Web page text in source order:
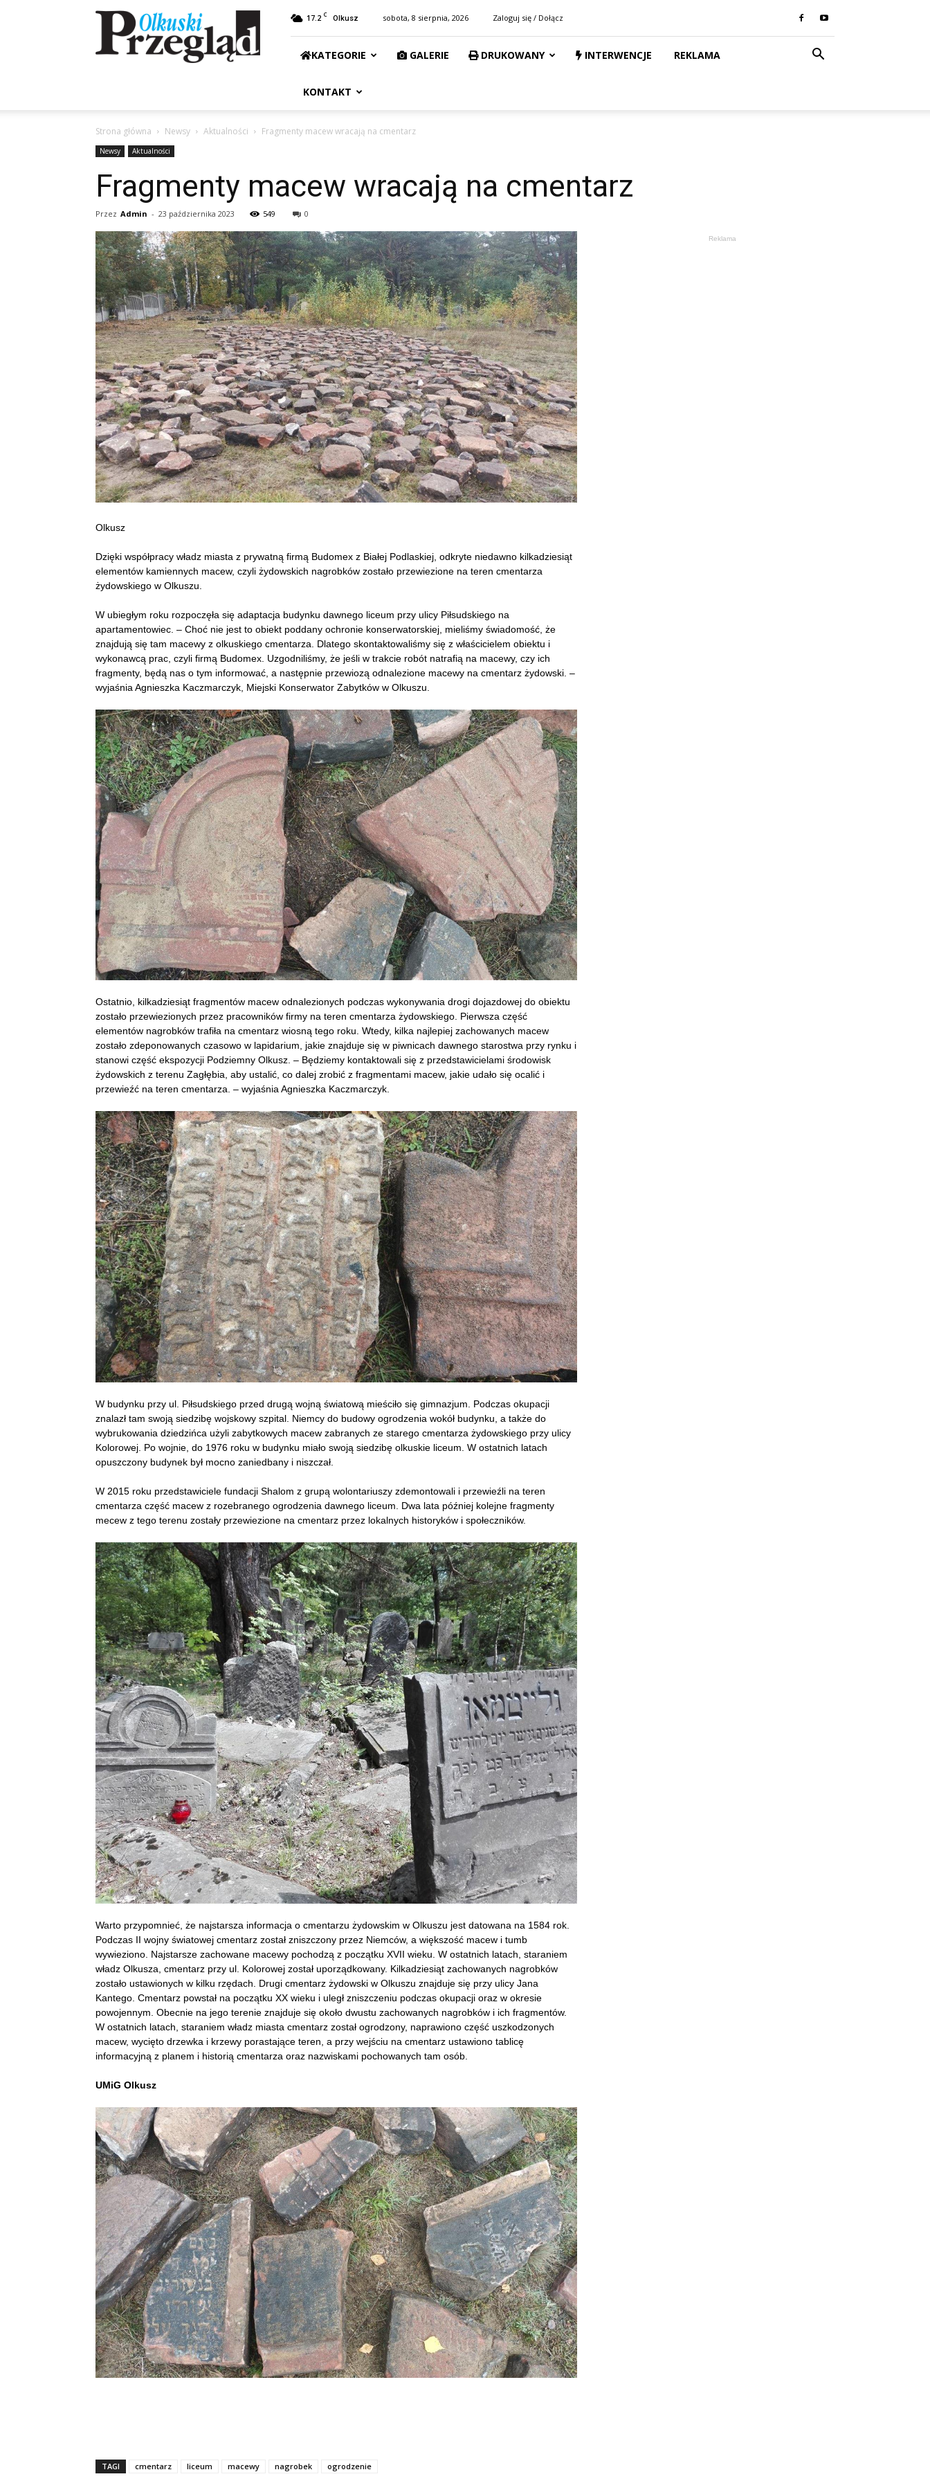
Przegląd
Olkuski
17.2 C Olkusz sobota, 8 sierpnia, 2026 Zaloguj się / Dołącz
KATEGORIE GALERIE DRUKOWANY INTERWENCJE REKLAMA
KONTAKT
Strona główna Newsy Aktualności Fragmenty macew wracają na cmentarz
Newsy Aktualności
Fragmenty macew wracają na cmentarz
Przez Admin - 23 października 2023 549 0
Olkusz
Dzięki współpracy władz miasta z prywatną firmą Budomex z Białej Podlaskiej, odkryte niedawno kilkadziesiąt
elementów kamiennych macew, czyli żydowskich nagrobków zostało przewiezione na teren cmentarza
żydowskiego w Olkuszu.
W ubiegłym roku rozpoczęła się adaptacja budynku dawnego liceum przy ulicy Piłsudskiego na
apartamentowiec. – Choć nie jest to obiekt poddany ochronie konserwatorskiej, mieliśmy świadomość, że
znajdują się tam macewy z olkuskiego cmentarza. Dlatego skontaktowaliśmy się z właścicielem obiektu i
wykonawcą prac, czyli firmą Budomex. Uzgodniliśmy, że jeśli w trakcie robót natrafią na macewy, czy ich
fragmenty, będą nas o tym informować, a następnie przewiozą odnalezione macewy na cmentarz żydowski. –
wyjaśnia Agnieszka Kaczmarczyk, Miejski Konserwator Zabytków w Olkuszu.
Ostatnio, kilkadziesiąt fragmentów macew odnalezionych podczas wykonywania drogi dojazdowej do obiektu
zostało przewiezionych przez pracowników firmy na teren cmentarza żydowskiego. Pierwsza część
elementów nagrobków trafiła na cmentarz wiosną tego roku. Wtedy, kilka najlepiej zachowanych macew
zostało zdeponowanych czasowo w lapidarium, jakie znajduje się w piwnicach dawnego starostwa przy rynku i
stanowi część ekspozycji Podziemny Olkusz. – Będziemy kontaktowali się z przedstawicielami środowisk
żydowskich z terenu Zagłębia, aby ustalić, co dalej zrobić z fragmentami macew, jakie udało się ocalić i
przewieźć na teren cmentarza. – wyjaśnia Agnieszka Kaczmarczyk.
W budynku przy ul. Piłsudskiego przed drugą wojną światową mieściło się gimnazjum. Podczas okupacji
znalazł tam swoją siedzibę wojskowy szpital. Niemcy do budowy ogrodzenia wokół budynku, a także do
wybrukowania dziedzińca użyli zabytkowych macew zabranych ze starego cmentarza żydowskiego przy ulicy
Kolorowej. Po wojnie, do 1976 roku w budynku miało swoją siedzibę olkuskie liceum. W ostatnich latach
opuszczony budynek był mocno zaniedbany i niszczał.
W 2015 roku przedstawiciele fundacji Shalom z grupą wolontariuszy zdemontowali i przewieźli na teren
cmentarza część macew z rozebranego ogrodzenia dawnego liceum. Dwa lata później kolejne fragmenty
mecew z tego terenu zostały przewiezione na cmentarz przez lokalnych historyków i społeczników.
Warto przypomnieć, że najstarsza informacja o cmentarzu żydowskim w Olkuszu jest datowana na 1584 rok.
Podczas II wojny światowej cmentarz został zniszczony przez Niemców, a większość macew i tumb
wywieziono. Najstarsze zachowane macewy pochodzą z początku XVII wieku. W ostatnich latach, staraniem
władz Olkusza, cmentarz przy ul. Kolorowej został uporządkowany. Kilkadziesiąt zachowanych nagrobków
zostało ustawionych w kilku rzędach. Drugi cmentarz żydowski w Olkuszu znajduje się przy ulicy Jana
Kantego. Cmentarz powstał na początku XX wieku i uległ zniszczeniu podczas okupacji oraz w okresie
powojennym. Obecnie na jego terenie znajduje się około dwustu zachowanych nagrobków i ich fragmentów.
W ostatnich latach, staraniem władz miasta cmentarz został ogrodzony, naprawiono część uszkodzonych
macew, wycięto drzewka i krzewy porastające teren, a przy wejściu na cmentarz ustawiono tablicę
informacyjną z planem i historią cmentarza oraz nazwiskami pochowanych tam osób.
UMiG Olkusz
TAGI cmentarz liceum macewy nagrobek ogrodzenie
Reklama